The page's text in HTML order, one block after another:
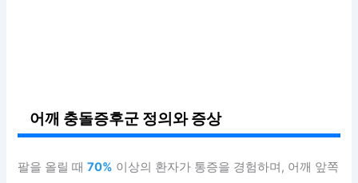
어깨 충돌증후군 정의와 증상
팔을 올릴 때70% 이상의 환자가 통증을 경험하며, 어깨 앞쪽